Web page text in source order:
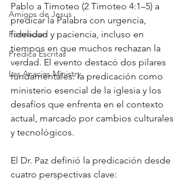
Amigos de Jesus
Formacion
Predica Escritas
Las Acacias Ministry
Pablo a Timoteo (2 Timoteo 4:1–5) a
predicar la Palabra con urgencia,
fidelidad y paciencia, incluso en
tiempos en que muchos rechazan la
verdad. El evento destacó dos pilares
fundamentales: la predicación como
ministerio esencial de la iglesia y los
desafíos que enfrenta en el contexto
actual, marcado por cambios culturales
y tecnológicos.
El Dr. Paz definió la predicación desde
cuatro perspectivas clave: